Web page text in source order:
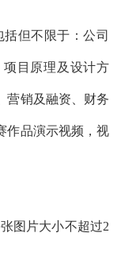
括但不限于：公司
目原理及设计方
营销及融资、财务
作品演示视频，视
图片大小不超过2